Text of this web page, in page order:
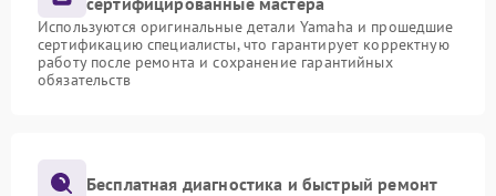
Используются оригинальные детали Yamaha и прошедшие
сертификацию специалисты, что гарантирует корректную
работу после ремонта и сохранение гарантийных
обязательств
Бесплатная диагностика и быстрый ремонт